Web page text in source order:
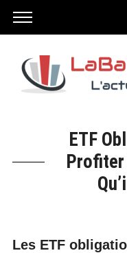
ETF
Profiter
Les ETF